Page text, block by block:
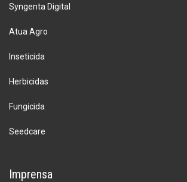
Syngenta Digital
Atua Agro
Inseticida
Herbicidas
Fungicida
Seedcare
Imprensa